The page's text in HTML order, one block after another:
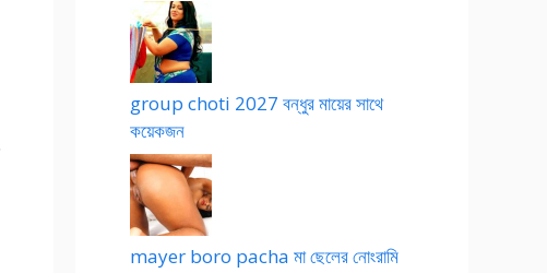
group choti 2027 বন্ধুর মায়ের সাথে
কয়েকজন
mayer boro pacha মা ছেলের নোংরামি